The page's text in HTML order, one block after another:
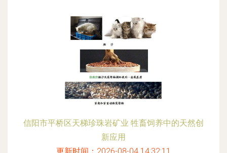
信阳市平桥区天梯珍珠岩矿业 牲畜饲养中的天然创
新应用